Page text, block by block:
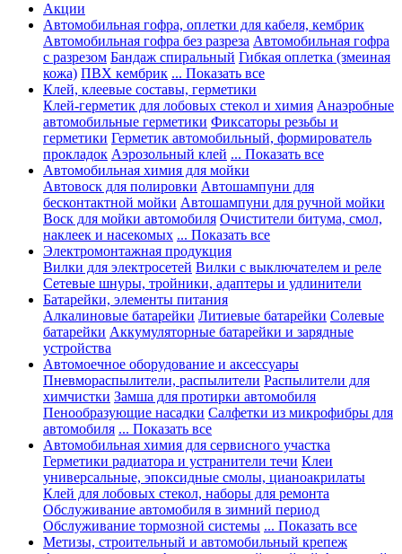
Акции
Автомобильная гофра, оплетки для кабеля, кембрик
Автомобильная гофра без разреза Автомобильная гофра
с разрезом Бандаж спиральный Гибкая оплетка (змеиная
кожа) ПВХ кембрик ... Показать все
Клей, клеевые составы, герметики
Клей-герметик для лобовых стекол и химия Анаэробные
автомобильные герметики Фиксаторы резьбы и
герметики Герметик автомобильный, формирователь
прокладок Аэрозольный клей ... Показать все
Автомобильная химия для мойки
Автовоск для полировки Автошампуни для
бесконтактной мойки Автошампуни для ручной мойки
Воск для мойки автомобиля Очистители битума, смол,
наклеек и насекомых ... Показать все
Электромонтажная продукция
Вилки для электросетей Вилки с выключателем и реле
Сетевые шнуры, тройники, адаптеры и удлинители
Батарейки, элементы питания
Алкалиновые батарейки Литиевые батарейки Солевые
батарейки Аккумуляторные батарейки и зарядные
устройства
Автомоечное оборудование и аксессуары
Пневмораспылители, распылители Распылители для
химчистки Замша для протирки автомобиля
Пенообразующие насадки Салфетки из микрофибры для
автомобиля ... Показать все
Автомобильная химия для сервисного участка
Герметики радиатора и устранители течи Клеи
универсальные, эпоксидные смолы, цианоакрилаты
Клей для лобовых стекол, наборы для ремонта
Обслуживание автомобиля в зимний период
Обслуживание тормозной системы ... Показать все
Метизы, строительный и автомобильный крепеж